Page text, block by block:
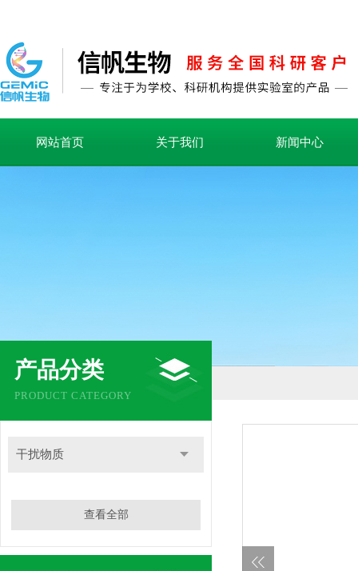
网站首页 关于我们 新闻中心
产品分类
PRODUCT CATEGORY
干扰物质
查看全部